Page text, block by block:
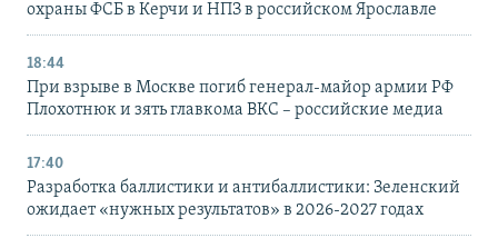
охраны ФСБ в Керчи и НПЗ в российском Ярославле
18:44
При взрыве в Москве погиб генерал-майор армии РФ
Плохотнюк и зять главкома ВКС – российские медиа
17:40
Разработка баллистики и антибаллистики: Зеленский
ожидает «нужных результатов» в 2026-2027 годах